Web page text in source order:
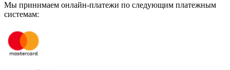
Мы принимаем онлайн-платежи по cледующим платежным
системам: